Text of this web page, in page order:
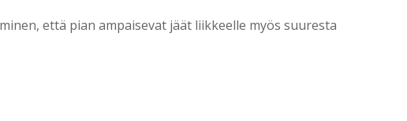
että pian ampaisevat jäät liikkeelle myös suuresta